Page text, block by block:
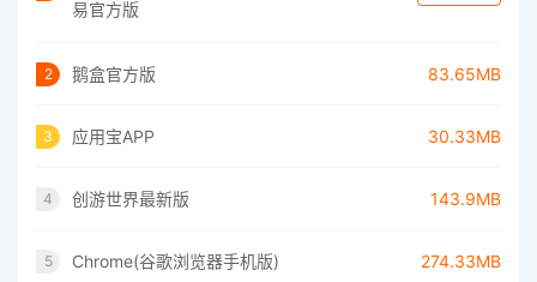
2 鹅盒官方版 83.65MB
3 应用宝APP 30.33MB
4 创游世界最新版 143.9MB
5 Chrome(谷歌浏览器手机版) 274.33MB